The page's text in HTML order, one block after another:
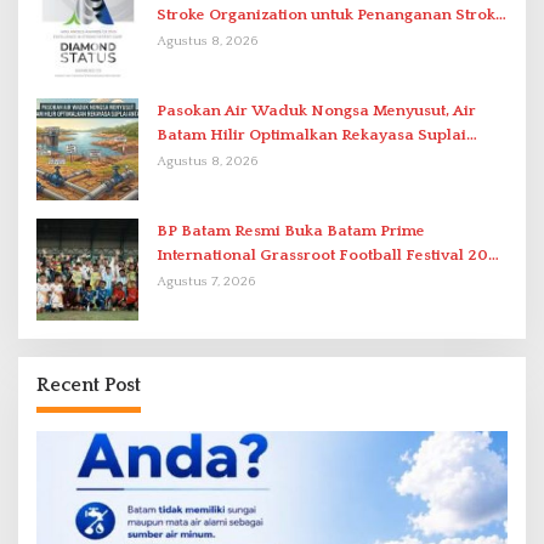
Stroke Organization untuk Penanganan Stroke
Berstandar Internasional
Agustus 8, 2026
Pasokan Air Waduk Nongsa Menyusut, Air
Batam Hilir Optimalkan Rekayasa Suplai
Antar-IPAM
Agustus 8, 2026
BP Batam Resmi Buka Batam Prime
International Grassroot Football Festival 2026
di Stadion Temenggung Abdul Jamal
Agustus 7, 2026
Recent Post